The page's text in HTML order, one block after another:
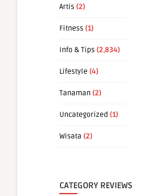
Artis (2)
Fitness (1)
Info & Tips (2,834)
Lifestyle (4)
Tanaman (2)
Uncategorized (1)
Wisata (2)
CATEGORY REVIEWS